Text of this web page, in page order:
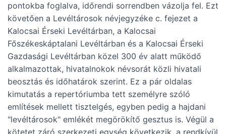
pontokba foglalva, időrendi sorrendben vázolja fel. Ezt
követően a Levéltárosok névjegyzéke c. fejezet a
Kalocsai Érseki Levéltárban, a Kalocsai
Főszékeskáptalani Levéltárban és a Kalocsai Érseki
Gazdasági Levéltárban közel 300 év alatt működő
alkalmazottak, hivatalnokok névsorát közli hivatali
beosztás és időhatárok szerint. Ez a pár oldalas
kimutatás a repertóriumba tett személyre szóló
említések mellett tisztelgés, egyben pedig a hajdani
"levéltárosok" emlékét megörökítő gesztus is. Végül a